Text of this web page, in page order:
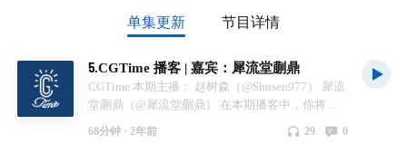
单集更新 节目详情
5.CGTime 播客 | 嘉宾：犀流堂蒯鼎
CGTime 本期主播： 赵树森（@Shusen977） 犀流
堂蒯鼎（@犀流堂蒯鼎） 在本期播客中，你将会
的Rhino? 06:38 使用 Rhino 参与过哪些项目？
68分钟 · 2年前 29 0